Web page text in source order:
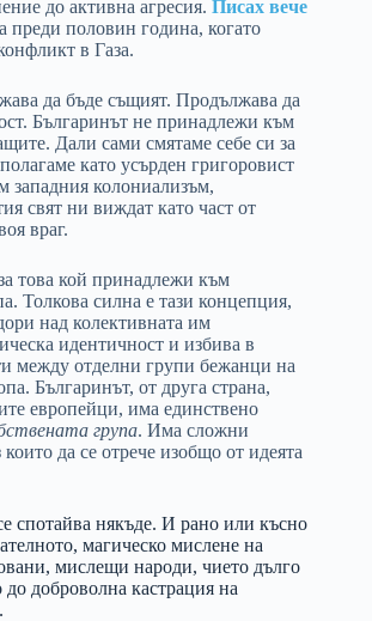
до активна агресия. Писах вече
преди половин година, когато
в Газа.
да бъде същият. Продължава да
Българинът не принадлежи към
Дали сами смятаме себе си за
като усърден григоровист
западния колониализъм,
свят ни виждат като част от
враг.
това кой принадлежи към
Толкова силна е тази концепция,
над колективната им
идентичност и избива в
между отделни групи бежанци на
Българинът, от друга страна,
европейци, има единствено
група. Има сложни
да се отрече изобщо от идеята
спотайва някъде. И рано или късно
магическо мислене на
мислещи народи, чието дълго
доброволна кастрация на